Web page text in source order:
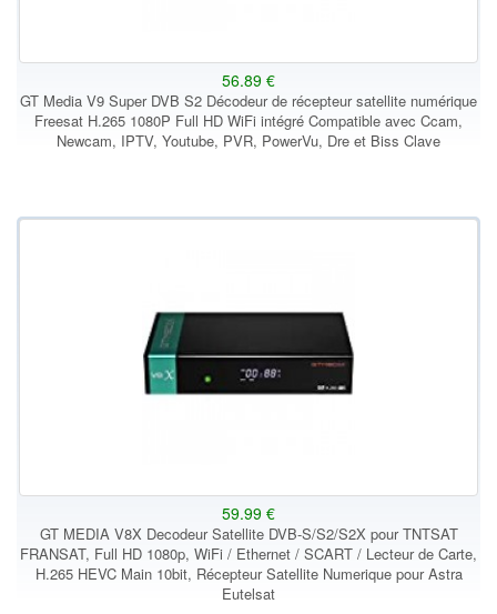
56.89 €
GT Media V9 Super DVB S2 Décodeur de récepteur satellite numérique
Freesat H.265 1080P Full HD WiFi intégré Compatible avec Ccam,
Newcam, IPTV, Youtube, PVR, PowerVu, Dre et Biss Clave
59.99 €
GT MEDIA V8X Decodeur Satellite DVB-S/S2/S2X pour TNTSAT
FRANSAT, Full HD 1080p, WiFi / Ethernet / SCART / Lecteur de Carte,
H.265 HEVC Main 10bit, Récepteur Satellite Numerique pour Astra
Eutelsat